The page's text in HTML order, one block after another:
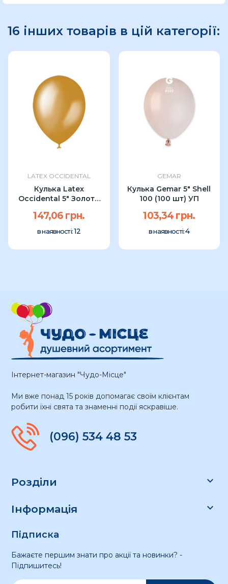
16 інших товарів в цій категорії:
LATEX OCCIDENTAL
Кулька Latex
Occidental 5″ Золото
147,06 грн.
в наявності:12
GEMAR
Кулька Gemar 5" Shell
100 (100 шт) УП
103,34 грн.
в наявності:4
Інтернет-магазин "Чудо-Місце"
Ми вже понад 15 років допомагає своїм клієнтам
робити їхні свята та знаменні події яскравіше.
(096) 534 48 53
Розділи 
Інформація 
Підписка
Бажаєте першим знати про акції та новинки? -
Підпишитесь!